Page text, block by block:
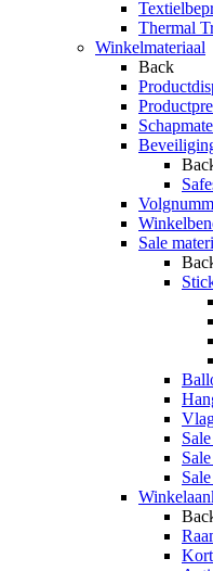
Thermal
Winkelmateriaal
Back
Sale